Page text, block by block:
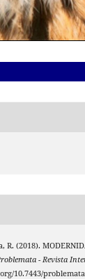
(2018).
- Revista
10.7443/